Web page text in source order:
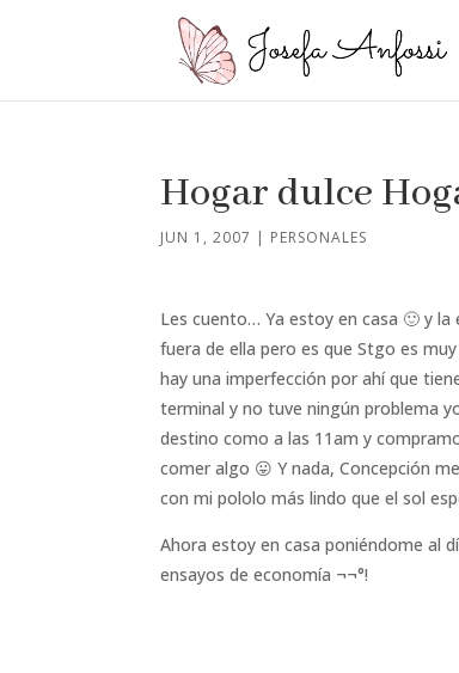
Hogar dulce
JUN 1, 2007 | PERSONALES
Les cuento… Ya estoy en casa 🙂 y
fuera de ella pero es que Stgo es
hay una imperfección por ahí que
terminal y no tuve ningún problema
destino como a las 11am y
comer algo 😛 Y nada, Concepción
con mi pololo más lindo que el sol
Ahora estoy en casa poniéndome al
ensayos de economía ¬¬°!